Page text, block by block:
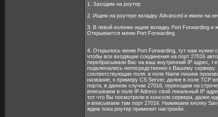
1. Заходим на роутер
2. Ищем на роутере вкладку Advanced и жмем на
3. В левой колонке ищем вкладку Port Forwarding и
Открывается меню Port Forwarding
4. Открылось меню Port Forwarding, тут нам нужно
чтобы все входящие соединения на порт 27016
перебрасывали Вас на ваш внутренний IP адрес,
подключались непосредственно к Вашему
соответствующие поля: в поле Name пишем
название, к примеру CS Server, далее в поле TCP
порта, в данном случае 27016, переходим на
вписываем в поле IP Adress свой локальный IP
тот что Вы посмотрели в консоли сервера, далее
и вписываем там порт 27016. Нажимаем кнопку
ждем пока роутер применит настрокйи.